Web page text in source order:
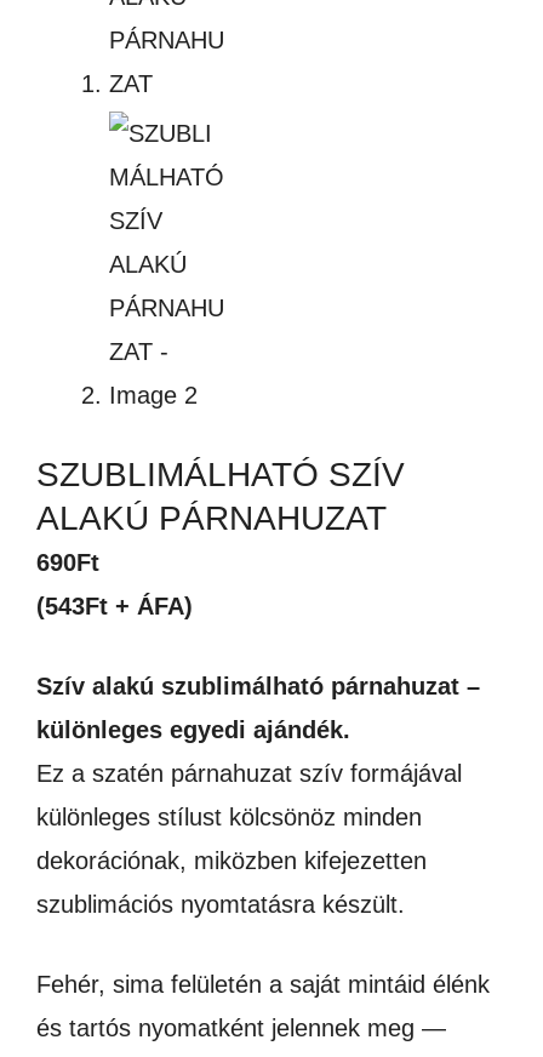
SZUBLIMÁLHATÓ SZÍV
ALAKÚ PÁRNAHUZAT
690Ft
(543Ft + ÁFA)
Szív alakú szublimálható párnahuzat –
különleges egyedi ajándék.
Ez a szatén párnahuzat szív formájával
különleges stílust kölcsönöz minden
dekorációnak, miközben kifejezetten
szublimációs nyomtatásra készült.
Fehér, sima felületén a saját mintáid élénk
és tartós nyomatként jelennek meg —